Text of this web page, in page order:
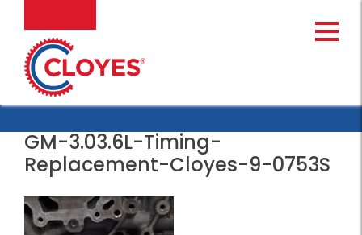
contenido
GM-3.03.6L-Timing-
Replacement-Cloyes-9-0753S